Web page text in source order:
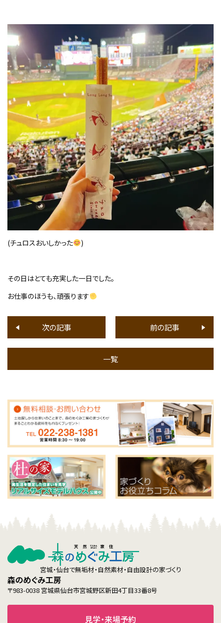
(チュロスおいしかった )
その日はとても充実した一日でした。
お仕事のほうも、頑張ります
次の記事
一覧
前の記事
宮城・仙台で無垢材・自然素材・自由設計の家づくり
森のめぐみ工房
〒983-0038 宮城県仙台市宮城野区新田4丁目33番8号
見学・来場予約